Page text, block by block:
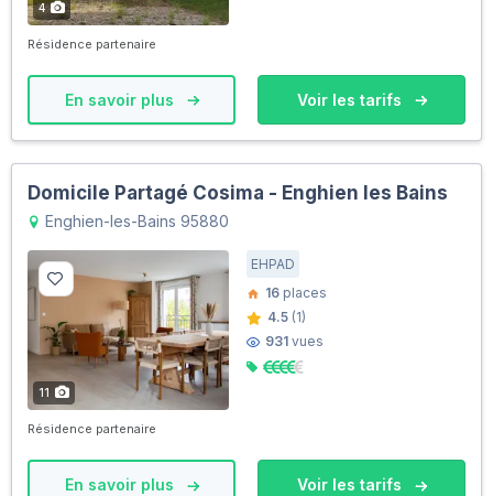
4
Résidence partenaire
En savoir plus Voir les tarifs
Domicile Partagé Cosima - Enghien les Bains
Enghien-les-Bains 95880
11
EHPAD
16 places
4.5 (1)
931 vues
Résidence partenaire
En savoir plus Voir les tarifs